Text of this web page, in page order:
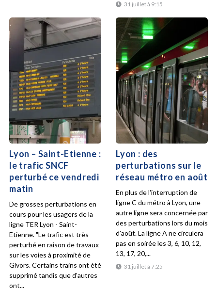
31 juillet à 9:15
Lyon – Saint-Etienne :
le trafic SNCF
perturbé ce vendredi
matin
De grosses perturbations en
cours pour les usagers de la
ligne TER Lyon - Saint-
Etienne. "Le trafic est très
perturbé en raison de travaux
sur les voies à proximité de
Givors. Certains trains ont été
supprimé tandis que d'autres
ont...
Lyon : des
perturbations sur le
réseau métro en août
31 juillet à 7:25
En plus de l'interruption de
ligne C du métro à Lyon, une
autre ligne sera concernée par
des perturbations lors du mois
d'août. La ligne A ne circulera
pas en soirée les 3, 6, 10, 12,
13, 17, 20,...